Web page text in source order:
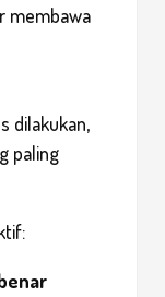
membawa
dilakukan,
paling